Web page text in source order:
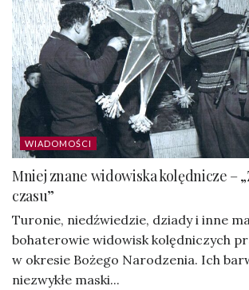
WIADOMOŚCI
Mniej znane widowiska kolędnicze –
czasu”
Turonie, niedźwiedzie, dziady i inne
bohaterowie widowisk kolędniczych
w okresie Bożego Narodzenia. Ich
niezwykłe maski...